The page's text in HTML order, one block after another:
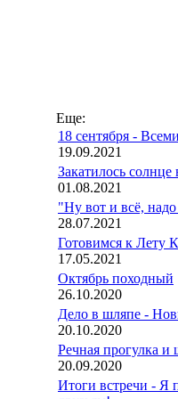
Еще:
18 сентября -
19.09.2021
Закатилось солнце
01.08.2021
"Ну вот и всё,
28.07.2021
Готовимся к Лету
17.05.2021
Октябрь походный
26.10.2020
Дело в шляпе -
20.10.2020
Речная прогулка и
20.09.2020
Итоги встречи - Я